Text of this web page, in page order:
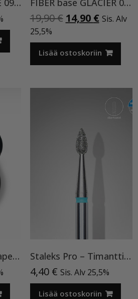
FIBER base BISQUE 09 TPO vapaa FIBER base GLACIER 08 TPO-HEMA vapaa
19,90€ Alkuperäinen
oli:
19,90 €.
14,90 €
on:
14,90 €.
Sis. Alv
25,5%
Lisää ostoskoriin
Ritzy Nails Easy Shape buider gel PORCELAIN 03 50ml TPO vapaa rakennegeeli Staleks Pro – Timanttiterä 2.3/5mm
4,40 € Sis. Alv 25,5%
Lisää ostoskoriin